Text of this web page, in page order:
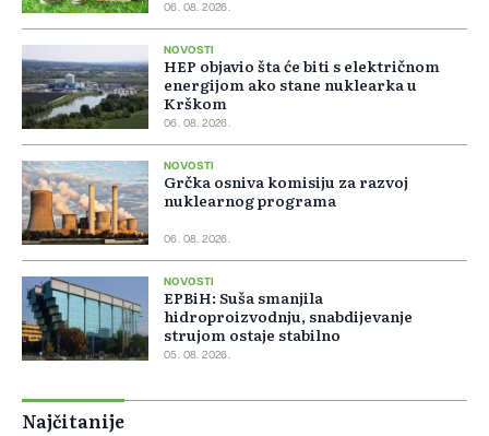
06. 08. 2026.
NOVOSTI
HEP objavio šta će biti s električnom
energijom ako stane nuklearka u
Krškom
06. 08. 2026.
NOVOSTI
Grčka osniva komisiju za razvoj
nuklearnog programa
06. 08. 2026.
NOVOSTI
EPBiH: Suša smanjila
hidroproizvodnju, snabdijevanje
strujom ostaje stabilno
05. 08. 2026.
Najčitanije